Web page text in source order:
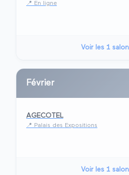
📍 En ligne
Voir les 1
Février
AGECOTEL
📍 Palais des Expositions
Voir les 1